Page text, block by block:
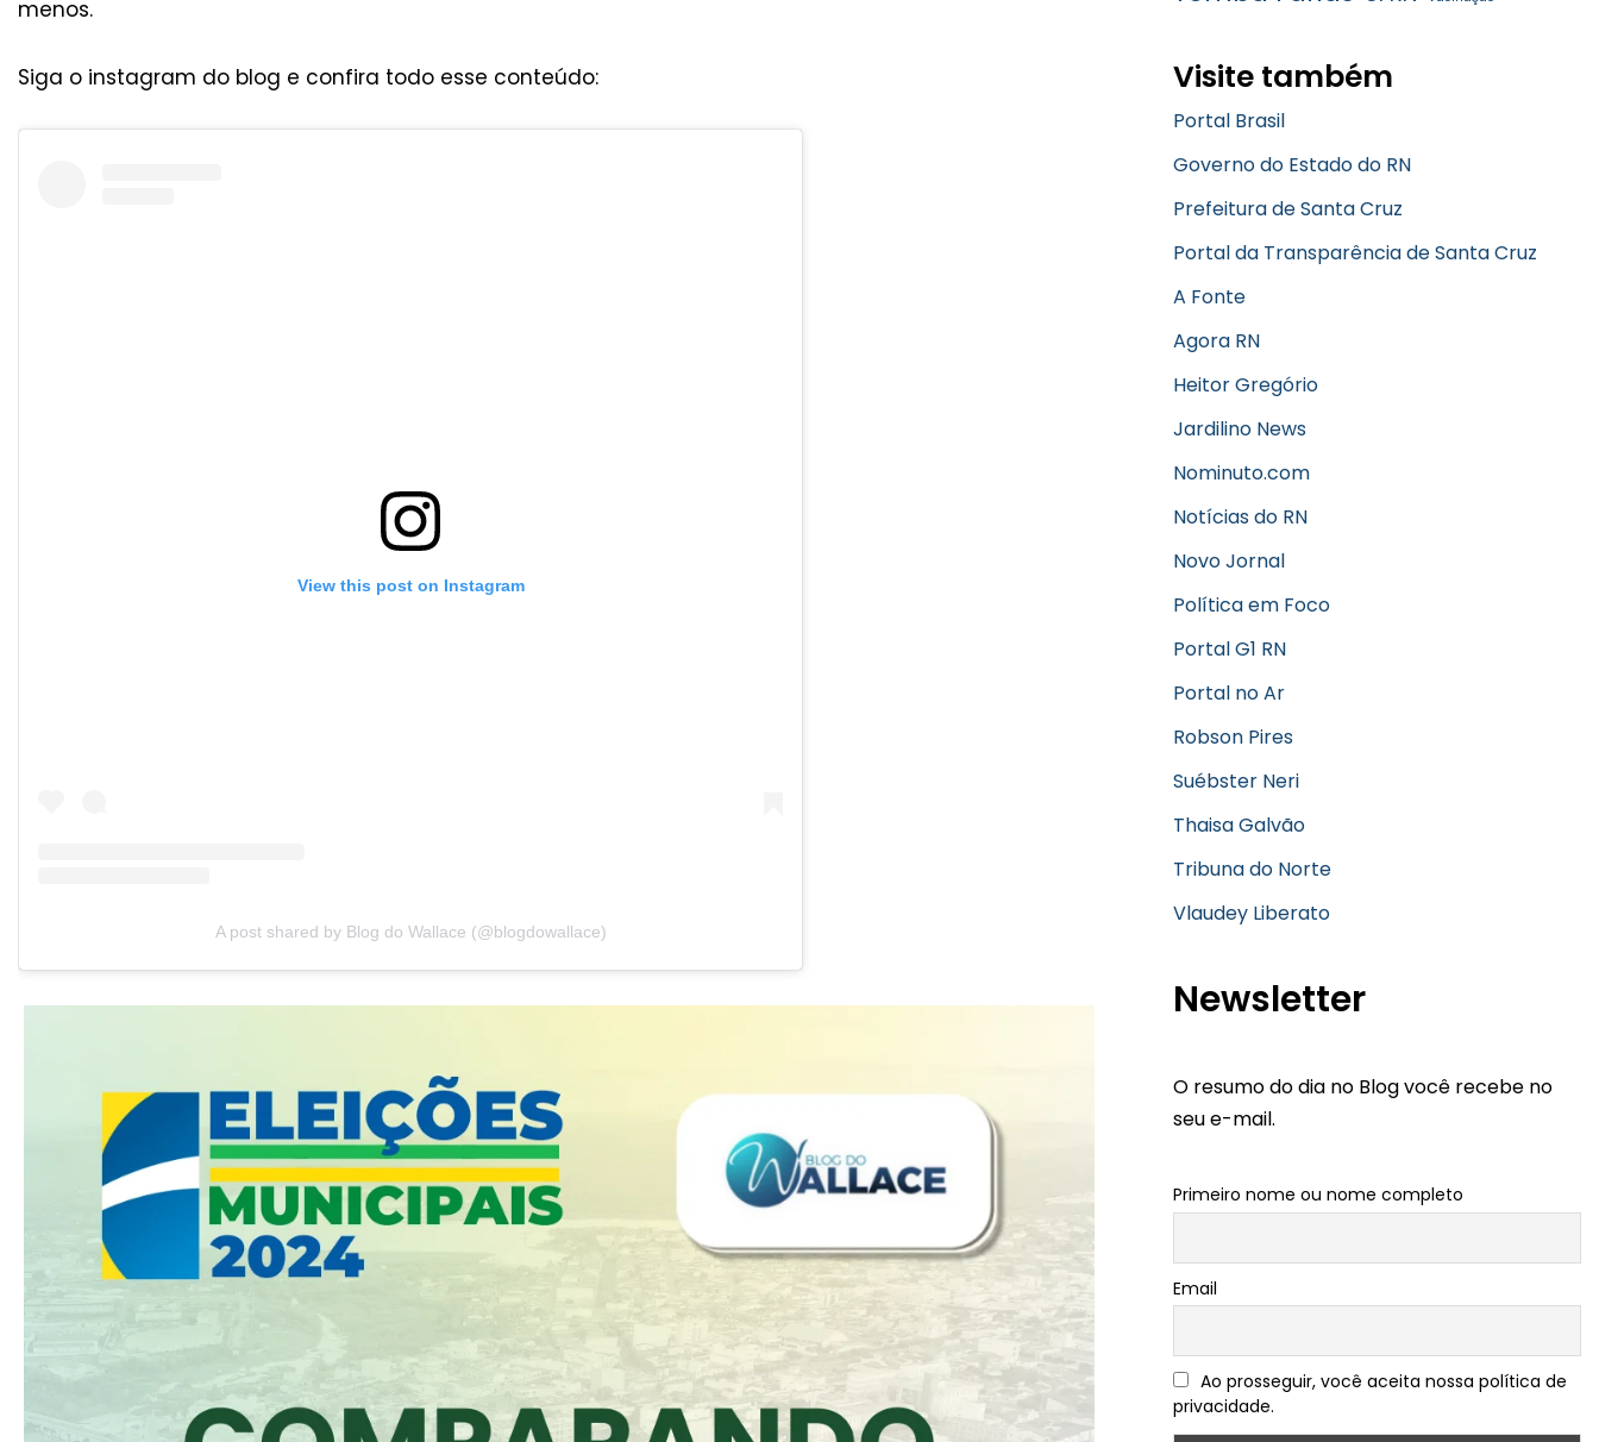
menos.
Siga o instagram do blog e confira todo esse conteúdo:
View this post on Instagram
A post shared by Blog do Wallace (@blogdowallace)
Visite também
Portal Brasil
Governo do Estado do RN
Prefeitura de Santa Cruz
Portal da Transparência de Santa Cruz
A Fonte
Agora RN
Heitor Gregório
Jardilino News
Nominuto.com
Notícias do RN
Novo Jornal
Política em Foco
Portal G1 RN
Portal no Ar
Robson Pires
Suébster Neri
Thaisa Galvão
Tribuna do Norte
Vlaudey Liberato
Newsletter
O resumo do dia no Blog você recebe no
seu e-mail.
Primeiro nome ou nome completo
Email
Ao prosseguir, você aceita nossa política de
privacidade.